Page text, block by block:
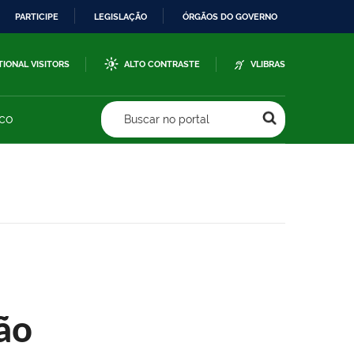
PARTICIPE LEGISLAÇÃO ÓRGÃOS DO GOVERNO
VISITORS ALTO CONTRASTE VLIBRAS
Buscar no portal